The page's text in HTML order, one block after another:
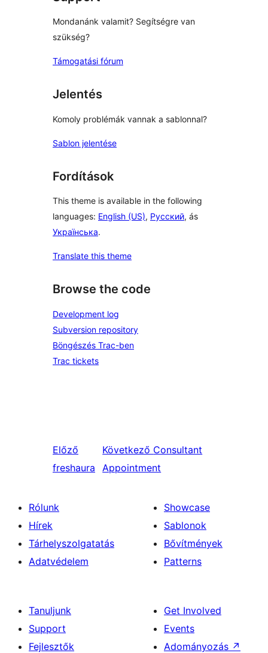
Mondanánk valamit? Segítségre van
szükség?
Támogatási fórum
Jelentés
Komoly problémák vannak a sablonnal?
Sablon jelentése
Fordítások
This theme is available in the following
languages: English (US), Русский, ás
Українська.
Translate this theme
Browse the code
Development log
Subversion repository
Böngészés Trac-ben
Trac tickets
Előző
freshaura
Következő Consultant
Appointment
Rólunk
Hírek
Tárhelyszolgatatás
Adatvédelem
Showcase
Sablonok
Bővítmények
Patterns
Tanuljunk
Support
Fejlesztők
Get Involved
Events
Adományozás ↗